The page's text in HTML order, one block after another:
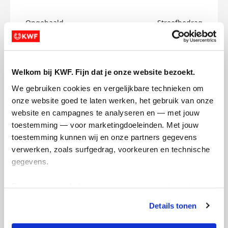
Welkom bij KWF. Fijn dat je onze website bezoekt.
We gebruiken cookies en vergelijkbare technieken om
onze website goed te laten werken, het gebruik van onze
website en campagnes te analyseren en — met jouw
toestemming — voor marketingdoeleinden. Met jouw
toestemming kunnen wij en onze partners gegevens
verwerken, zoals surfgedrag, voorkeuren en technische
gegevens.
tonen. Je kunt je toestemming op elk moment wijzigen of
intrekken via Cookie instellingen onderaan de pagina. De
Details tonen
Opgehaald
€0
Streefbedrag
€150
Julie's badges